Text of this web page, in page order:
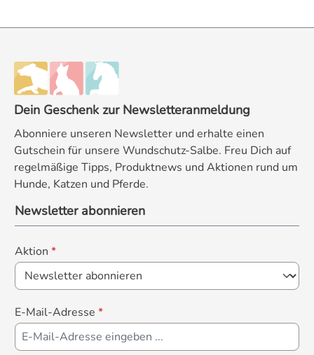
Dein Geschenk zur Newsletteranmeldung
Abonniere unseren Newsletter und erhalte einen
Gutschein für unsere Wundschutz-Salbe. Freu Dich auf
regelmäßige Tipps, Produktnews und Aktionen rund um
Hunde, Katzen und Pferde.
Newsletter abonnieren
Aktion *
E-Mail-Adresse *